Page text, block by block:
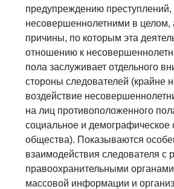
предупреждению
несовершеннолетними в целом,
причины, по которым эта
отношению к
пола заслуживает отдельного
стороны следователей (крайне
воздействие
на лиц противоположенного
социальное и демографическое
общества). Показываются
взаимодействия следователя с
правоохранительными
массовой информации и